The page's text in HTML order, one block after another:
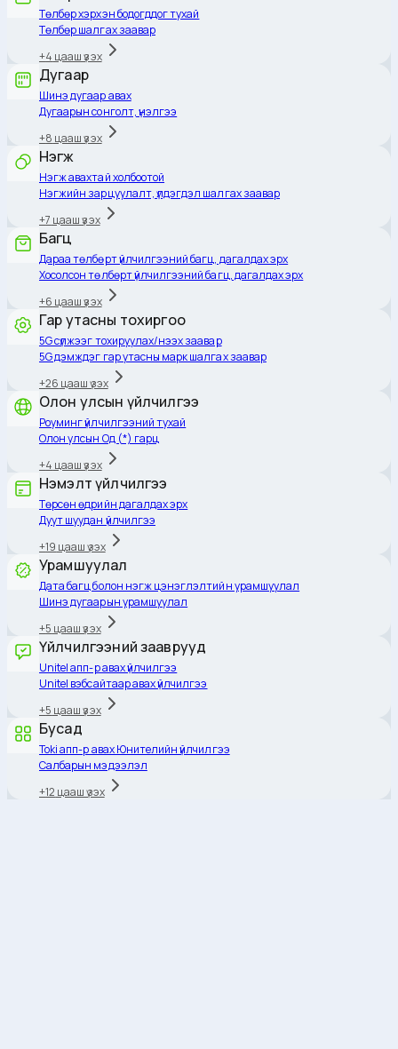
Төлбөр хэрхэн бодогддог тухай
Төлбөр шалгах заавар
+4 цааш үзэх
Дугаар
Шинэ дугаар авах
Дугаарын сонголт, үнэлгээ
+8 цааш үзэх
Нэгж
Нэгж авахтай холбоотой
Нэгжийн зарцуулалт, үлдэгдэл шалгах заавар
+7 цааш үзэх
Багц
Дараа төлбөрт үйлчилгээний багц, дагалдах эрх
Хосолсон төлбөрт үйлчилгээний багц, дагалдах эрх
+6 цааш үзэх
Гар утасны тохиргоо
5G сүлжээг тохируулах/нээх заавар
5G дэмждэг гар утасны марк шалгах заавар
+26 цааш үзэх
Олон улсын үйлчилгээ
Роуминг үйлчилгээний тухай
Олон улсын Од (*) гарц
+4 цааш үзэх
Нэмэлт үйлчилгээ
Төрсөн өдрийн дагалдах эрх
Дуут шуудан үйлчилгээ
+19 цааш үзэх
Урамшуулал
Дата багц болон нэгж цэнэглэлтийн урамшуулал
Шинэ дугаарын урамшуулал
+5 цааш үзэх
Үйлчилгээний зааврууд
Unitel апп-р авах үйлчилгээ
Unitel вэбсайтаар авах үйлчилгээ
+5 цааш үзэх
Бусад
Toki апп-р авах Юнителийн үйлчилгээ
Салбарын мэдээлэл
+12 цааш үзэх